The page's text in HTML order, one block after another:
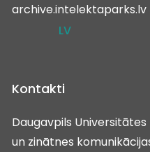
archive.intelektaparks.lv
LV
Kontakti
Daugavpils
un zinātnes